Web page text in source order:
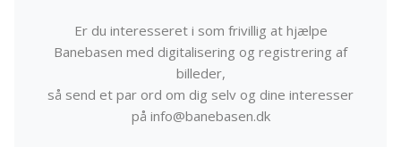
Er du interesseret i som frivillig at hjælpe
Banebasen med digitalisering og registrering af
billeder,
så send et par ord om dig selv og dine interesser
på info@banebasen.dk